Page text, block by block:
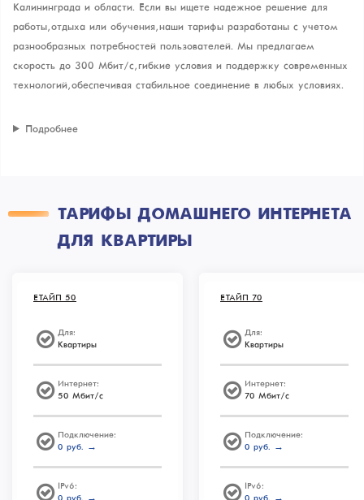
Калининграда и области. Если вы ищете надежное решение для
работы, отдыха или обучения, наши тарифы разработаны с учетом
разнообразных потребностей пользователей. Мы предлагаем
скорость до 300 Мбит/с, гибкие условия и поддержку современных
технологий, обеспечивая стабильное соединение в любых условиях.
Подробнее
ТАРИФЫ ДОМАШНЕГО ИНТЕРНЕТА
ДЛЯ КВАРТИРЫ
ЕТАЙП 50
Для:
Квартиры
Интернет:
50 Мбит/с
Подключение:
0 руб. →
IPv6:
ЕТАЙП 70
Для:
Квартиры
Интернет:
70 Мбит/с
Подключение:
0 руб. →
IPv6: